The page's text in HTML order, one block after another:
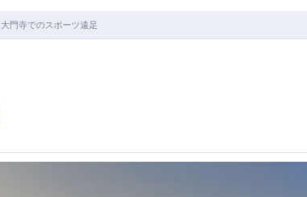
大門寺でのスポーツ遠足